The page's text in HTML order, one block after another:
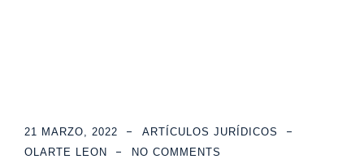
21 MARZO, 2022
ARTÍCULOS JURÍDICOS
OLARTE LEON
NO COMMENTS